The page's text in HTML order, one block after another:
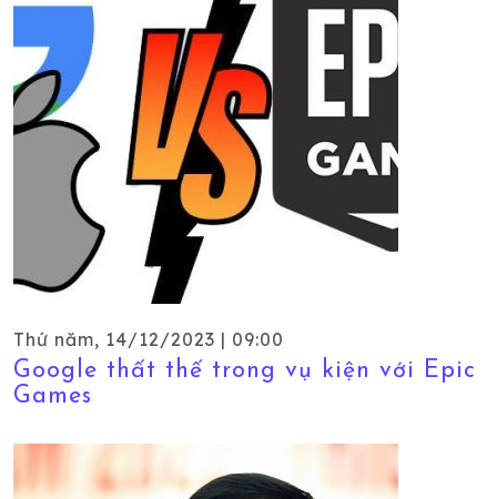
Thứ năm, 14/12/2023 | 09:00
Google thất thế trong vụ kiện với Epic
Games